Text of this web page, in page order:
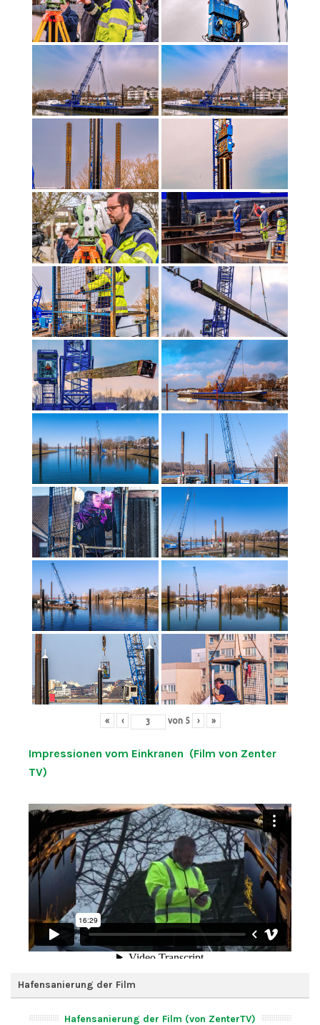
« ‹ von 5 › »
Impressionen vom Einkranen (Film von Zenter
TV)
Hafensanierung der Film
Hafensanierung der Film (von ZenterTV)